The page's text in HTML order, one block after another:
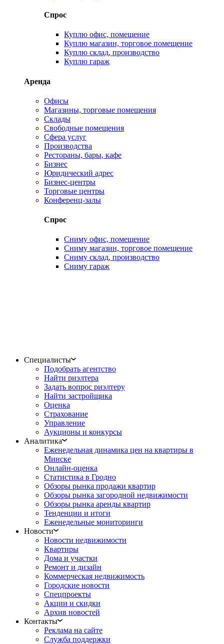
Спрос
Куплю офис, помещение
Куплю магазин, торговое помещение
Куплю склад, производство
Куплю гараж
Аренда
Офисы
Магазины, торговые помещения
Склады
Свободные помещения
Сфера услуг
Производства
Рестораны, бары, кафе
Бизнес
Юридический адрес
Бизнес-центры
Торговые центры
Конференц-залы
Спрос
Сниму офис, помещение
Сниму магазин, торговое помещение
Сниму склад, производство
Сниму гараж
Специалисты
Подобрать агентство
Найти риэлтера
Задать вопрос риэлтеру
Найти застройщика
Оценка
Страхование
Управление
Аукционы и конкурсы
Аналитика
Еженедельная динамика цен на квартиры в
Минске
Онлайн-оценка
Статистика в Гродно
Обзоры рынка продажи квартир
Обзоры рынка загородной недвижимости
Обзоры рынка аренды квартир
Тенденции и итоги
Еженедельные мониторинги
Новости
Новости недвижимости
Квартиры
Дома и участки
Ремонт и дизайн
Коммерческая недвижимость
Городские новости
Спецпроекты
Акции и скидки
Архив новостей
Контакты
Реклама на сайте
Служба поддержки